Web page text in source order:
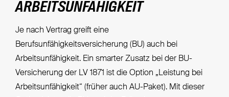
ARBEITSUNFÄHIGKEIT
Je nach Vertrag greift eine
Berufsunfähigkeitsversicherung (BU) auch bei
Arbeitsunfähigkeit. Ein smarter Zusatz bei der BU-
Versicherung der LV 1871 ist die Option „Leistung bei
Arbeitsunfähigkeit“ (früher auch AU-Paket). Mit dieser